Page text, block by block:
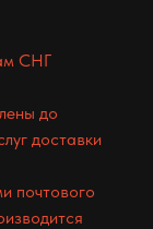
СНГ
до
доставки
почтового